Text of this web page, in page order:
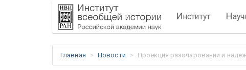
Институт Н
Главная Новости Проекция разочарований и